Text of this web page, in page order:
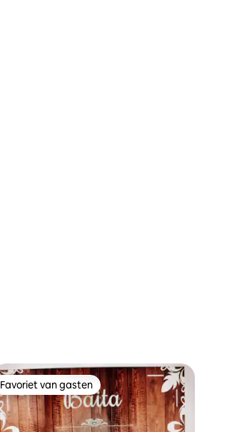
Favoriet van gasten
Favoriet van gasten